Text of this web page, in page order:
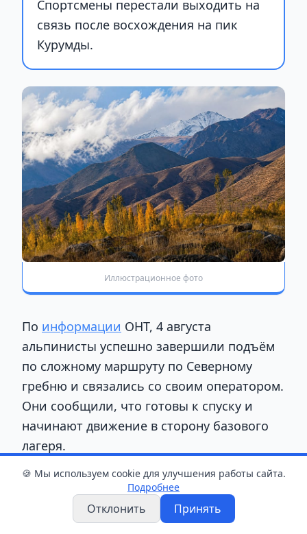
Спортсмены перестали выходить на
связь после восхождения на пик
Курумды.
Иллюстрационное фото
По информации ОНТ, 4 августа
альпинисты успешно завершили подъём
по сложному маршруту по Северному
гребню и связались со своим оператором.
Они сообщили, что готовы к спуску и
начинают движение в сторону базового
лагеря.
Однако в назначенное время группа не
прибыла в контрольную точку. После
этого связь с альпинистами прервалась,
🍪 Мы используем cookie для улучшения работы сайта.
Подробнее
Отклонить Принять